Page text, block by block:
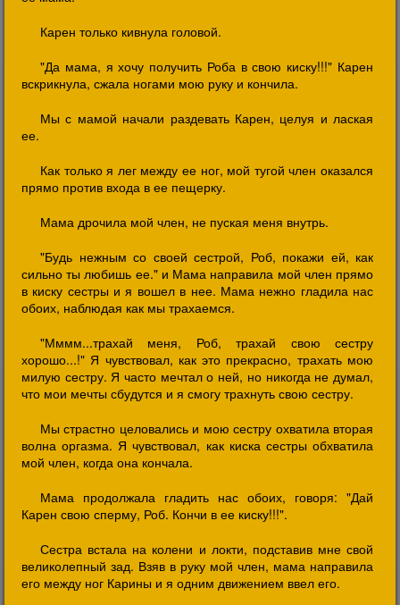
Карен только кивнула головой.
"Да мама, я хочу получить Роба в свою киску!!!" Карен
вскрикнула, сжала ногами мою руку и кончила.
Мы с мамой начали раздевать Карен, целуя и лаская
ее.
Как только я лег между ее ног, мой тугой член оказался
прямо против входа в ее пещерку.
Мама дрочила мой член, не пуская меня внутрь.
"Будь нежным со своей сестрой, Роб, покажи ей, как
сильно ты любишь ее." и Мама направила мой член прямо
в киску сестры и я вошел в нее. Мама нежно гладила нас
обоих, наблюдая как мы трахаемся.
"Мммм...трахай меня, Роб, трахай свою сестру
хорошо...!" Я чувствовал, как это прекрасно, трахать мою
милую сестру. Я часто мечтал о ней, но никогда не думал,
что мои мечты сбудутся и я смогу трахнуть свою сестру.
Мы страстно целовались и мою сестру охватила вторая
волна оргазма. Я чувствовал, как киска сестры обхватила
мой член, когда она кончала.
Мама продолжала гладить нас обоих, говоря: "Дай
Карен свою сперму, Роб. Кончи в ее киску!!!".
Сестра встала на колени и локти, подставив мне свой
великолепный зад. Взяв в руку мой член, мама направила
его между ног Карины и я одним движением ввел его.